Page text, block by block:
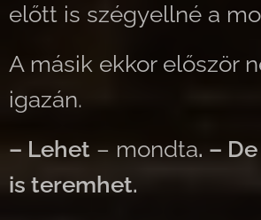
előtt is szégyellné a
A másik ekkor először
igazán.
– Lehet – mondta. –
is teremhet.